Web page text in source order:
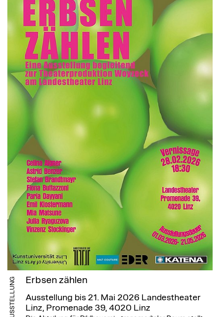
AUSSTELLUNG Erbsen zählen
Ausstellung bis 21. Mai 2026 Landestheater
Linz, Promenade 39, 4020 Linz